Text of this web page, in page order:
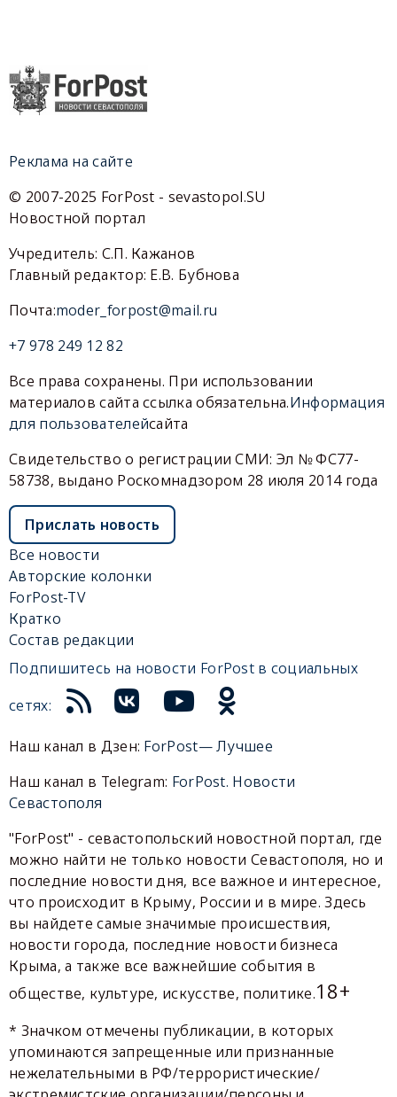
Реклама на сайте
© 2007-2025 ForPost - sevastopol.SU
Новостной портал
Учредитель: С.П. Кажанов
Главный редактор: Е.В. Бубнова
Почта:moder_forpost@mail.ru
+7 978 249 12 82
Все права сохранены. При использовании
материалов сайта ссылка обязательна.Информация
для пользователейсайта
Свидетельство о регистрации СМИ: Эл № ФС77-
58738, выдано Роскомнадзором 28 июля 2014 года
Прислать новость
Все новости
Авторские колонки
ForPost-TV
Кратко
Состав редакции
Подпишитесь на новости ForPost в социальных
сетях:
Наш канал в Дзен: ForPost— Лучшее
Наш канал в Telegram: ForPost. Новости
Севастополя
"ForPost" - севастопольский новостной портал, где
можно найти не только новости Севастополя, но и
последние новости дня, все важное и интересное,
что происходит в Крыму, России и в мире. Здесь
вы найдете самые значимые происшествия,
новости города, последние новости бизнеса
Крыма, а также все важнейшие события в
обществе, культуре, искусстве, политике.18+
* Значком отмечены публикации, в которых
упоминаются запрещенные или признанные
нежелательными в РФ/террористические/